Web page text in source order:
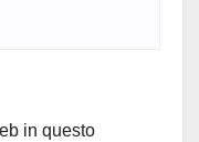
in questo